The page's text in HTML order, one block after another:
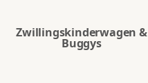
Zwillingskinderwagen &
Buggys